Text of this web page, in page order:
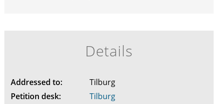
Details
Addressed to:
Tilburg
Petition desk:
Tilburg